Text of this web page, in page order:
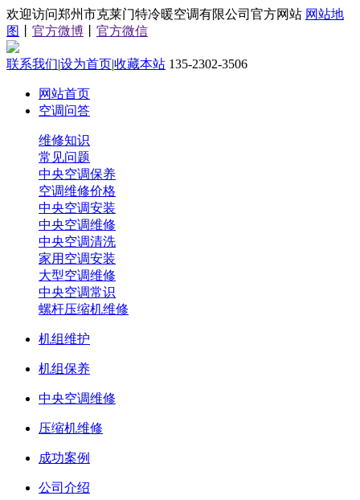
欢迎访问郑州市克莱门特冷暖空调有限公司官方网站 网站地
图
官方微博 官方微信
联系我们|设为首页|收藏本站 135-2302-3506
网站首页
空调问答
维修知识
常见问题
中央空调保养
空调维修价格
中央空调安装
中央空调维修
中央空调清洗
家用空调安装
大型空调维修
中央空调常识
螺杆压缩机维修
机组维护
机组保养
中央空调维修
压缩机维修
成功案例
公司介绍